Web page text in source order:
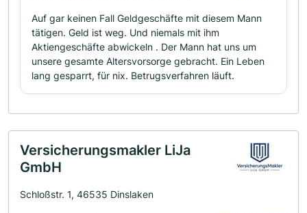
Auf gar keinen Fall Geldgeschäfte mit diesem Mann
tätigen. Geld ist weg. Und niemals mit ihm
Aktiengeschäfte abwickeln . Der Mann hat uns um
unsere gesamte Altersvorsorge gebracht. Ein Leben
lang gesparrt, für nix. Betrugsverfahren läuft.
Versicherungsmakler LiJa
GmbH
Schloßstr. 1, 46535 Dinslaken